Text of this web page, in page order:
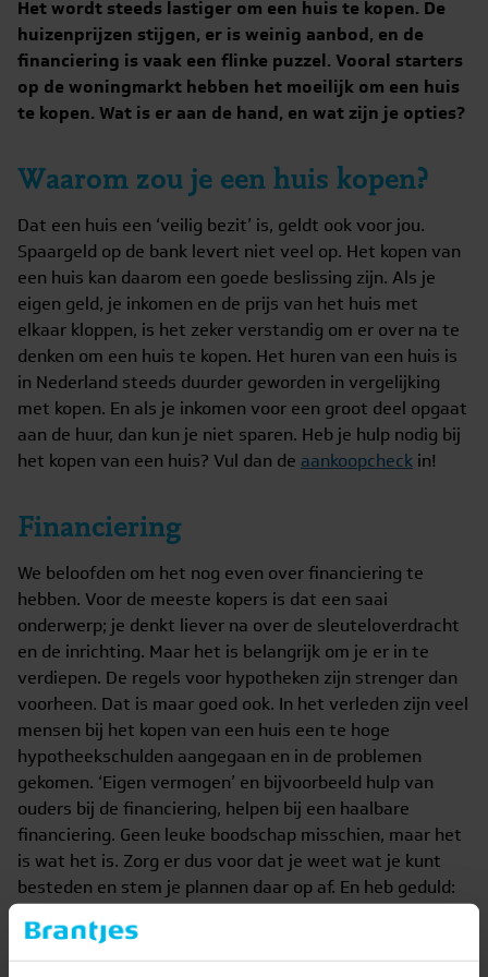
Het wordt steeds lastiger om een huis te kopen. De
huizenprijzen stijgen, er is weinig aanbod, en de
financiering is vaak een flinke puzzel. Vooral starters
op de woningmarkt hebben het moeilijk om een huis
te kopen. Wat is er aan de hand, en wat zijn je opties?
Waarom zou je een huis kopen?
Dat een huis een ‘veilig bezit’ is, geldt ook voor jou.
Spaargeld op de bank levert niet veel op. Het kopen van
een huis kan daarom een goede beslissing zijn. Als je
eigen geld, je inkomen en de prijs van het huis met
elkaar kloppen, is het zeker verstandig om er over na te
denken om een huis te kopen. Het huren van een huis is
in Nederland steeds duurder geworden in vergelijking
met kopen. En als je inkomen voor een groot deel opgaat
aan de huur, dan kun je niet sparen. Heb je hulp nodig bij
het kopen van een huis? Vul dan de aankoopcheck in!
Financiering
We beloofden om het nog even over financiering te
hebben. Voor de meeste kopers is dat een saai
onderwerp; je denkt liever na over de sleuteloverdracht
en de inrichting. Maar het is belangrijk om je er in te
verdiepen. De regels voor hypotheken zijn strenger dan
voorheen. Dat is maar goed ook. In het verleden zijn veel
mensen bij het kopen van een huis een te hoge
hypotheekschulden aangegaan en in de problemen
gekomen. ‘Eigen vermogen’ en bijvoorbeeld hulp van
ouders bij de financiering, helpen bij een haalbare
financiering. Geen leuke boodschap misschien, maar het
is wat het is. Zorg er dus voor dat je weet wat je kunt
besteden en stem je plannen daar op af. En heb geduld:
wat tijd kosten.